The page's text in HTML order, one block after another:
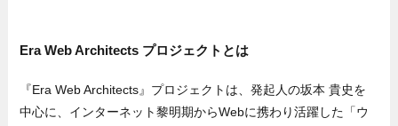
Era Web Architects プロジェクトとは
『Era Web Architects』プロジェクトは、発起人の坂本 貴史を
中心に、インターネット黎明期からWebに携わり活躍した「ウ